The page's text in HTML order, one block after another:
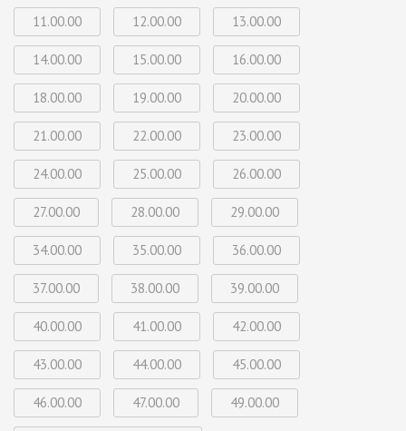
11.00.00 12.00.00 13.00.00
14.00.00 15.00.00 16.00.00
18.00.00 19.00.00 20.00.00
21.00.00 22.00.00 23.00.00
24.00.00 25.00.00 26.00.00
27.00.00 28.00.00 29.00.00
34.00.00 35.00.00 36.00.00
37.00.00 38.00.00 39.00.00
40.00.00 41.00.00 42.00.00
43.00.00 44.00.00 45.00.00
46.00.00 47.00.00 49.00.00